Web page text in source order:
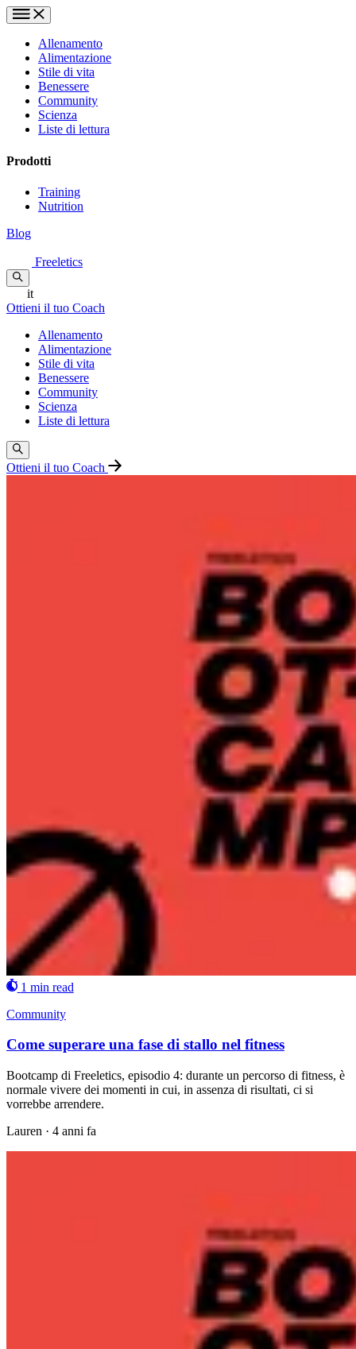
Allenamento
Alimentazione
Stile di vita
Benessere
Community
Scienza
Liste di lettura
Prodotti
Training
Nutrition
Blog
Freeletics
it
Ottieni il tuo Coach
Allenamento
Alimentazione
Stile di vita
Benessere
Community
Scienza
Liste di lettura
Ottieni il tuo Coach
1 min read
Community
Come superare una fase di stallo nel fitness
Bootcamp di Freeletics, episodio 4: durante un percorso di fitness, è
normale vivere dei momenti in cui, in assenza di risultati, ci si
vorrebbe arrendere.
Lauren · 4 anni fa